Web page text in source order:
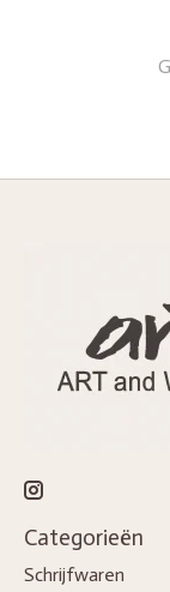
Categorieën
Schrijfwaren